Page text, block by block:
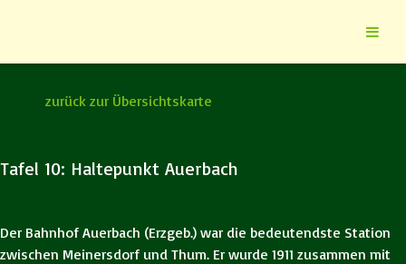
zurück zur Übersichtskarte
Tafel 10: Haltepunkt Auerbach
Der Bahnhof Auerbach (Erzgeb.) war die bedeutendste Station
zwischen Meinersdorf und Thum. Er wurde 1911 zusammen mit